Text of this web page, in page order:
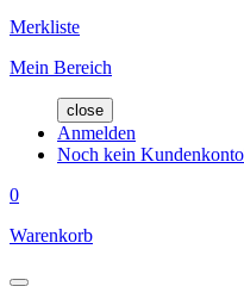
Merkliste
Mein Bereich
close
Anmelden
Noch kein
0
Warenkorb